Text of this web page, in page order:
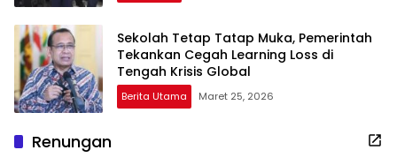
Sekolah Tetap Tatap Muka, Pemerintah
Tekankan Cegah Learning Loss di
Tengah Krisis Global
Berita Utama Maret 25, 2026
Renungan